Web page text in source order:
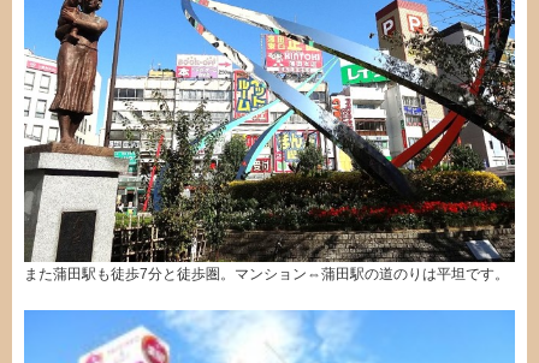
また蒲田駅も徒歩7分と徒歩圏。マンション⇔蒲田駅の道のりは平坦です。